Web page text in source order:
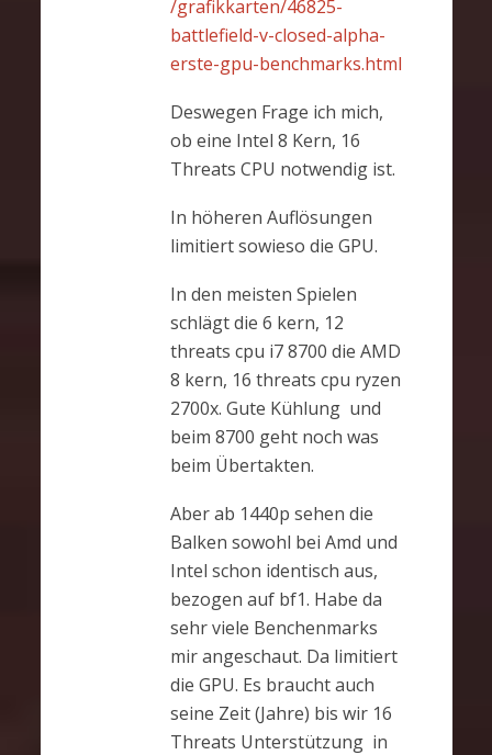
/grafikkarten/46825-
battlefield-v-closed-alpha-
erste-gpu-benchmarks.html
Deswegen Frage ich mich,
ob eine Intel 8 Kern, 16
Threats CPU notwendig ist.
In höheren Auflösungen
limitiert sowieso die GPU.
In den meisten Spielen
schlägt die 6 kern, 12
threats cpu i7 8700 die AMD
8 kern, 16 threats cpu ryzen
2700x. Gute Kühlung und
beim 8700 geht noch was
beim Übertakten.
Aber ab 1440p sehen die
Balken sowohl bei Amd und
Intel schon identisch aus,
bezogen auf bf1. Habe da
sehr viele Benchenmarks
mir angeschaut. Da limitiert
die GPU. Es braucht auch
seine Zeit (Jahre) bis wir 16
Threats Unterstützung in